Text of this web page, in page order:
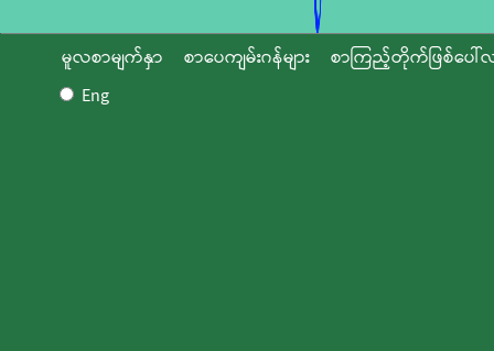
မူလစာမျက်နှာ စာပေကျမ်းဂန်များ
စာကြည့်တိုက်ဖြစ်ပေါ်
Eng